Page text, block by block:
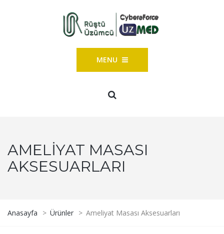
MENU
AMELIYAT MASASI
AKSESUARLARI
Anasayfa > Ürünler > Ameliyat Masası Aksesuarları